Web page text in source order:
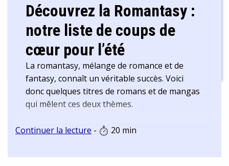
Découvrez la Romantasy :
notre liste de coups de
cœur pour l’été
La romantasy, mélange de romance et de
fantasy, connaît un véritable succès. Voici
donc quelques titres de romans et de mangas
qui mêlent ces deux thèmes.
Continuer la lecture - 20 min